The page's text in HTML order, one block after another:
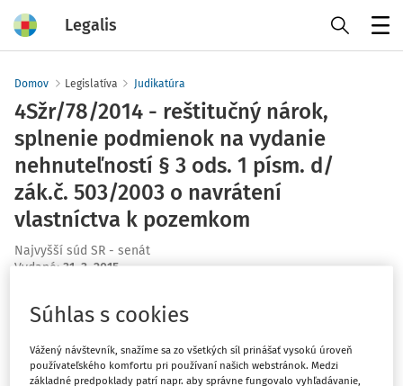
Legalis
Domov Legislatíva Judikatúra
4Sžr/78/2014 - reštitučný nárok,
splnenie podmienok na vydanie
nehnuteľností § 3 ods. 1 písm. d/
zák.č. 503/2003 o navrátení
vlastníctva k pozemkom
Najvyšší súd SR - senát
Vydané: 31. 3. 2015
Máte predplatné?
Súhlas s cookies
Vážený návštevník, snažíme sa zo všetkých síl prinášať vysokú úroveň
používateľského komfortu pri používaní našich webstránok. Medzi
základné predpoklady patrí napr. aby správne fungovalo vyhľadávanie,